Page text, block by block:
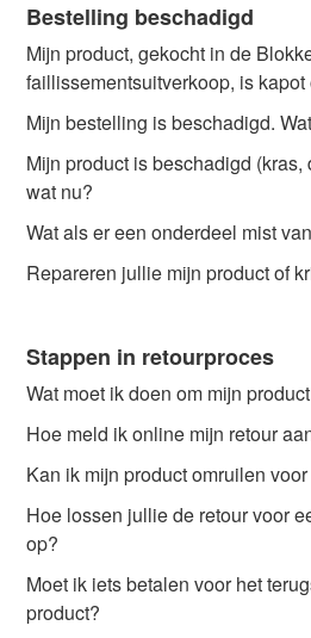
Bestelling beschadigd
Mijn product, gekocht in de
faillissementsuitverkoop, is kapot
Mijn bestelling is beschadigd.
Mijn product is beschadigd
wat nu?
Wat als er een onderdeel mist
Repareren jullie mijn product of
Stappen in retourproces
Wat moet ik doen om mijn
Hoe meld ik online mijn retour
Kan ik mijn product omruilen
Hoe lossen jullie de retour voor
op?
Moet ik iets betalen voor het
product?